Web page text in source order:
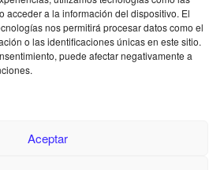
acceder a la información del dispositivo. El
nos permitirá procesar datos como el
o las identificaciones únicas en este sitio.
puede afectar negativamente a
Aceptar